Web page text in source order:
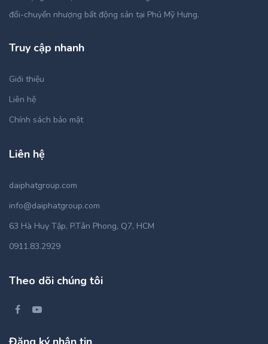
đổi-chuyển nhượng bất động sản tại Phú Mỹ Hưng.
Truy cập nhanh
Giới thiệu
Liên hệ
Chính sách bảo mật
Liên hệ
daiphatgroup.com
info@daiphatgroup.com
63 Hà Huy Tập, P.Tân Phong, Q7, HCM
0911.83.2929
Theo dõi chúng tôi